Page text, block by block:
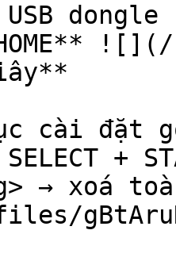
USB
cài đặt
+
→ xoá